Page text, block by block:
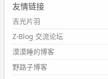
#PubWord
然后天凉了，为了应对踢被
会略窄。。
wdssmq
2024-09-09 19:43:00
#PubWord
友情链接
吉光片羽
Z-Blog 交流论坛
漠漠睡的博客
野路子博客